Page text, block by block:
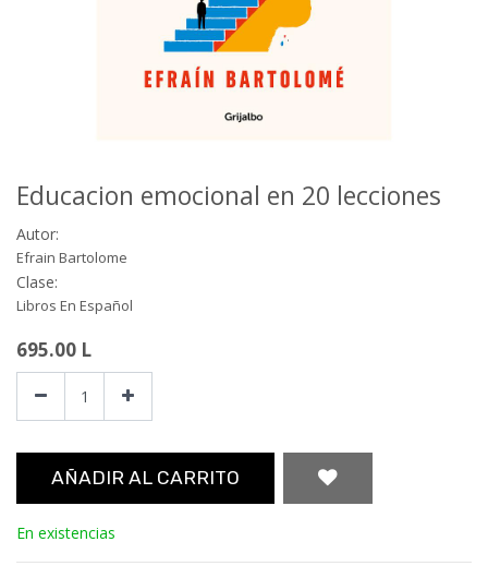
Educacion emocional en 20 lecciones
Autor:
Efrain Bartolome
Clase:
Libros En Español
695.00 L
AÑADIR AL CARRITO
En existencias